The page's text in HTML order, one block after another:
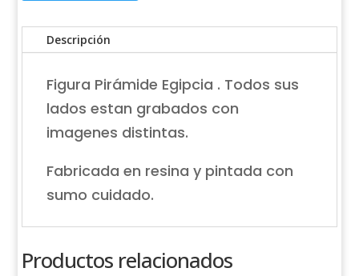
Descripción
Figura Pirámide Egipcia . Todos sus
lados estan grabados con
imagenes distintas.
Fabricada en resina y pintada con
sumo cuidado.
Productos relacionados